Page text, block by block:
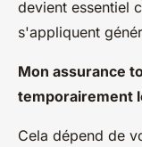
devient essentiel
s'appliquent
Mon assurance
temporairement
Cela dépend de